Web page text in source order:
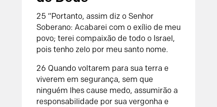
25 “Portanto, assim diz o Senhor
Soberano: Acabarei com o exílio de meu
povo; terei compaixão de todo o Israel,
pois tenho zelo por meu santo nome.
26 Quando voltarem para sua terra e
viverem em segurança, sem que
ninguém lhes cause medo, assumirão a
responsabilidade por sua vergonha e